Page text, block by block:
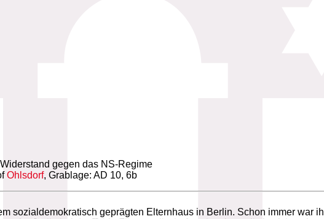
gegen das NS-Regime
Ohlsdorf, Grablage: AD 10, 6b
sozialdemokratisch geprägten Elternhaus in Berlin. Schon immer war